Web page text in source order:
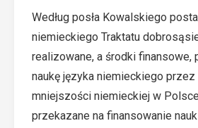
Według posła Kowalskiego
niemieckiego Traktatu
realizowane, a środki finansowe,
naukę języka niemieckiego
mniejszości niemieckiej w
przekazane na finansowanie